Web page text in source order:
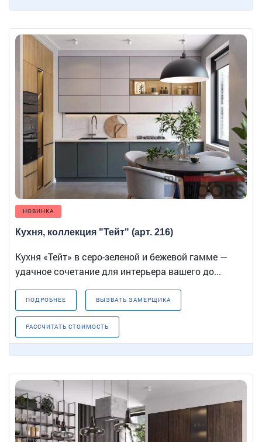
НОВИНКА
Кухня, коллекция "Тейт" (арт. 216)
Кухня «Тейт» в серо-зеленой и бежевой гамме —
удачное сочетание для интерьера вашего до...
ПОДРОБНЕЕ ВЫЗВАТЬ ЗАМЕРЩИКА
РАССЧИТАТЬ СТОИМОСТЬ